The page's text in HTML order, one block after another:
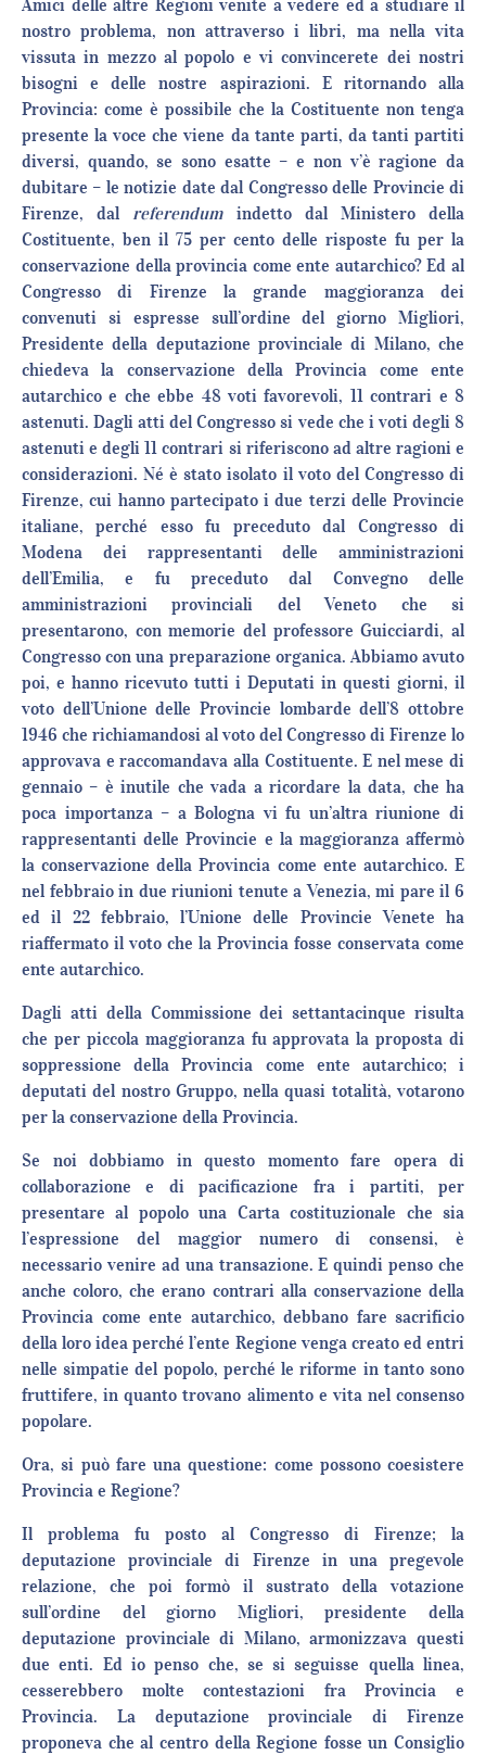
Amici delle altre Regioni venite a vedere ed a studiare il
nostro problema, non attraverso i libri, ma nella vita
vissuta in mezzo al popolo e vi convincerete dei nostri
bisogni e delle nostre aspirazioni. E ritornando alla
Provincia: come è possibile che la Costituente non tenga
presente la voce che viene da tante parti, da tanti partiti
diversi, quando, se sono esatte – e non v’è ragione da
dubitare – le notizie date dal Congresso delle Provincie di
Firenze, dalreferendumindetto dal Ministero della
Costituente, ben il 75 per cento delle risposte fu per la
conservazione della provincia come ente autarchico? Ed al
Congresso di Firenze la grande maggioranza dei
convenuti si espresse sull’ordine del giorno Migliori,
Presidente della deputazione provinciale di Milano, che
chiedeva la conservazione della Provincia come ente
autarchico e che ebbe 48 voti favorevoli, 11 contrari e 8
astenuti. Dagli atti del Congresso si vede che i voti degli 8
astenuti e degli 11 contrari si riferiscono ad altre ragioni e
considerazioni. Né è stato isolato il voto del Congresso di
Firenze, cui hanno partecipato i due terzi delle Provincie
italiane, perché esso fu preceduto dal Congresso di
Modena dei rappresentanti delle amministrazioni
dell’Emilia, e fu preceduto dal Convegno delle
amministrazioni provinciali del Veneto che si
presentarono, con memorie del professore Guicciardi, al
Congresso con una preparazione organica. Abbiamo avuto
poi, e hanno ricevuto tutti i Deputati in questi giorni, il
voto dell’Unione delle Provincie lombarde dell’8 ottobre
1946 che richiamandosi al voto del Congresso di Firenze lo
approvava e raccomandava alla Costituente. E nel mese di
gennaio – è inutile che vada a ricordare la data, che ha
poca importanza – a Bologna vi fu un’altra riunione di
rappresentanti delle Provincie e la maggioranza affermò
la conservazione della Provincia come ente autarchico. E
nel febbraio in due riunioni tenute a Venezia, mi pare il 6
ed il 22 febbraio, l’Unione delle Provincie Venete ha
riaffermato il voto che la Provincia fosse conservata come
ente autarchico.
Dagli atti della Commissione dei settantacinque risulta
che per piccola maggioranza fu approvata la proposta di
soppressione della Provincia come ente autarchico; i
deputati del nostro Gruppo, nella quasi totalità, votarono
per la conservazione della Provincia.
Se noi dobbiamo in questo momento fare opera di
collaborazione e di pacificazione fra i partiti, per
presentare al popolo una Carta costituzionale che sia
l’espressione del maggior numero di consensi, è
necessario venire ad una transazione. E quindi penso che
anche coloro, che erano contrari alla conservazione della
Provincia come ente autarchico, debbano fare sacrificio
della loro idea perché l’ente Regione venga creato ed entri
nelle simpatie del popolo, perché le riforme in tanto sono
fruttifere, in quanto trovano alimento e vita nel consenso
popolare.
Ora, si può fare una questione: come possono coesistere
Provincia e Regione?
Il problema fu posto al Congresso di Firenze; la
deputazione provinciale di Firenze in una pregevole
relazione, che poi formò il sustrato della votazione
sull’ordine del giorno Migliori, presidente della
deputazione provinciale di Milano, armonizzava questi
due enti. Ed io penso che, se si seguisse quella linea,
cesserebbero molte contestazioni fra Provincia e
Provincia. La deputazione provinciale di Firenze
proponeva che al centro della Regione fosse un Consiglio